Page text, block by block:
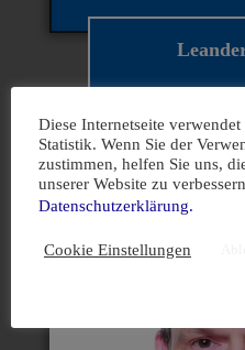
Leander Schicht
Mail: leander.schicht@tsv-
Diese Internetseite
Statistik. Wenn Sie der
zustimmen, helfen Sie uns,
unserer Website zu
Datenschutzerklärung.
Cookie Einstellungen